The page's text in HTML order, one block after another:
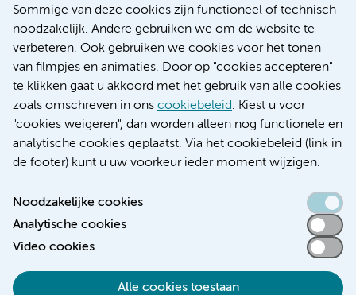
Sommige van deze cookies zijn functioneel of technisch
noodzakelijk. Andere gebruiken we om de website te
verbeteren. Ook gebruiken we cookies voor het tonen
van filmpjes en animaties. Door op "cookies accepteren"
te klikken gaat u akkoord met het gebruik van alle cookies
zoals omschreven in ons cookiebeleid. Kiest u voor
"cookies weigeren", dan worden alleen nog functionele en
analytische cookies geplaatst. Via het cookiebeleid (link in
de footer) kunt u uw voorkeur ieder moment wijzigen.
Noodzakelijke cookies
Analytische cookies
Video cookies
Alle cookies toestaan
Nieuws
Research
Educatie locatie AMC
Educatie locatie VUmc
Verwijzen & diagnostiek
Toegankelijkheidsverklaring